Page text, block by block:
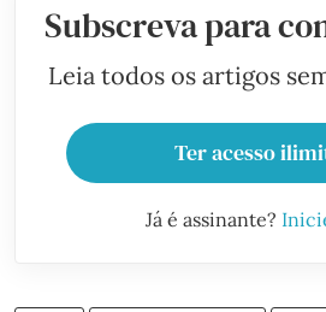
Subscreva para
Leia todos os artigos
Ter acesso
Já é assinante?